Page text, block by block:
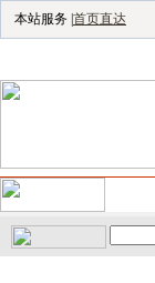
本站服务 | 首页直达